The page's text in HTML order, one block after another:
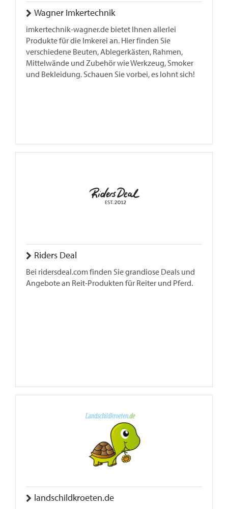
Wagner Imkertechnik
imkertechnik-wagner.de bietet Ihnen allerlei
Produkte für die Imkerei an. Hier finden Sie
verschiedene Beuten, Ablegerkästen, Rahmen,
Mittelwände und Zubehör wie Werkzeug, Smoker
und Bekleidung. Schauen Sie vorbei, es lohnt sich!
Riders Deal
Bei ridersdeal.com finden Sie grandiose Deals und
Angebote an Reit-Produkten für Reiter und Pferd.
landschildkroeten.de